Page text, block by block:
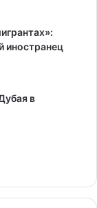
иностранец
в